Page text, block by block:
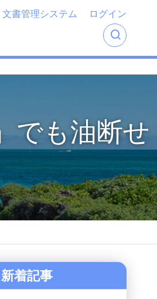
文書管理システム ログイン
でも油断せ
新着記事